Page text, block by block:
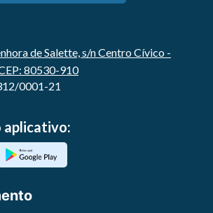
de Salette, s/n Centro Cívico -
80530-910
0001-21
aplicativo: